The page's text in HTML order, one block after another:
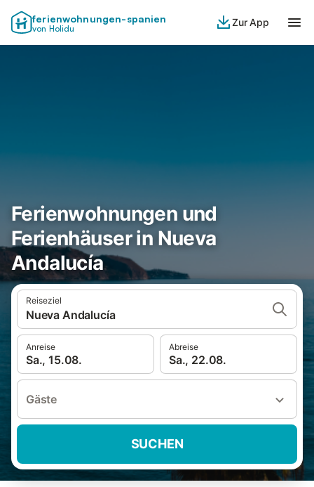
ferienwohnungen-spanien
von Holidu
Zur App
Ferienwohnungen und
Ferienhäuser in Nueva
Andalucía
Reiseziel
Nueva Andalucía
Anreise
Sa., 15.08.
Abreise
Sa., 22.08.
Gäste
SUCHEN